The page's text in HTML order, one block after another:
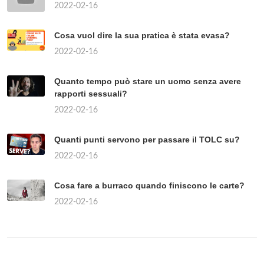
2022-02-16
Cosa vuol dire la sua pratica è stata evasa?
2022-02-16
Quanto tempo può stare un uomo senza avere
rapporti sessuali?
2022-02-16
Quanti punti servono per passare il TOLC su?
2022-02-16
Cosa fare a burraco quando finiscono le carte?
2022-02-16